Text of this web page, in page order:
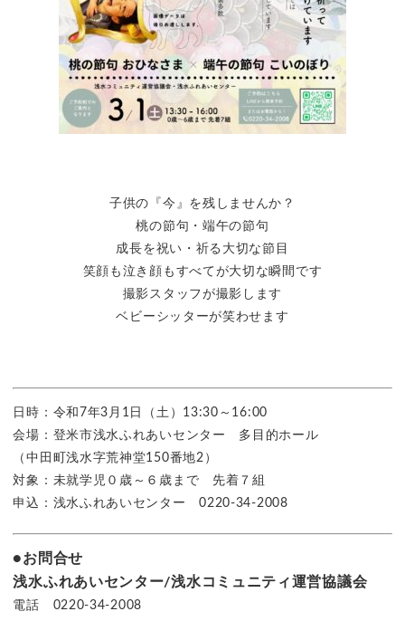
子供の『今』を残しませんか？
桃の節句・端午の節句
成長を祝い・祈る大切な節目
笑顔も泣き顔もすべてが大切な瞬間です
撮影スタッフが撮影します
ベビーシッターが笑わせます
日時：令和7年3月1日（土）13:30～16:00
会場：登米市浅水ふれあいセンター 多目的ホール
（中田町浅水字荒神堂150番地2）
対象：未就学児０歳～６歳まで 先着７組
申込：浅水ふれあいセンター 0220-34-2008
●お問合せ
浅水ふれあいセンター/浅水コミュニティ運営協議会
電話 0220-34-2008